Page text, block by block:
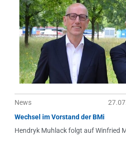
News
Wechsel im Vorstand der BMi
Hendryk Muhlack folgt auf Winfried